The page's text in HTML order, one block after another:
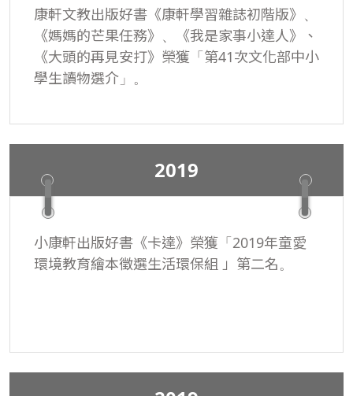
康軒文教出版好書《康軒學習雜誌初階版》、
《媽媽的芒果任務》、《我是家事小達人》、
《大頭的再見安打》榮獲「第41次文化部中小
學生讀物選介」。
2019
小康軒出版好書《卡達》榮獲「2019年童愛
環境教育繪本徵選生活環保組 」第二名。